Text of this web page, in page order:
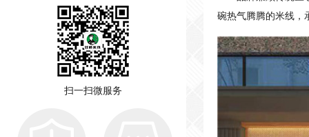
扫一扫微服务
碗热气腾腾的米线，